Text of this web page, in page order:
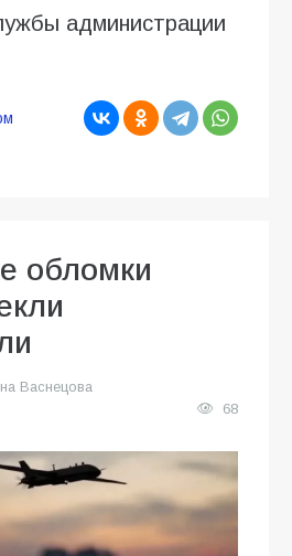
администрации
обломки
Васнецова
68